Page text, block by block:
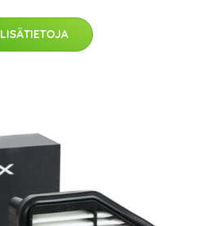
LISÄTIETOJA